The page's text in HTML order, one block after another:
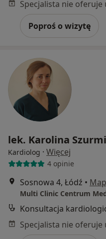
Poproś o wizytę
lek. Karolina
Kardiolog · Więcej
4 opinie
Sosnowa 4, Łódź •
Multi Clinic Centrum
Konsultacja